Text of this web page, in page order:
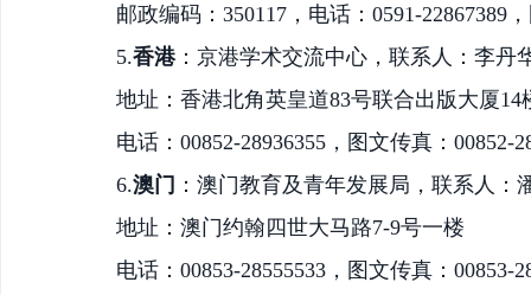
邮政编码： 350117，电话：0591-22867389
5.香港：京港学术交流中心，联系人：李丹
地址：香港北角英皇道83号联合出版大厦14
电话： 00852-28936355，图文传真：00852-
6.澳门 ：澳门教育及青年发展局，联系人：
地址：澳门约翰四世大马路7-9号一楼
电话： 00853-28555533，图文传真：00853-